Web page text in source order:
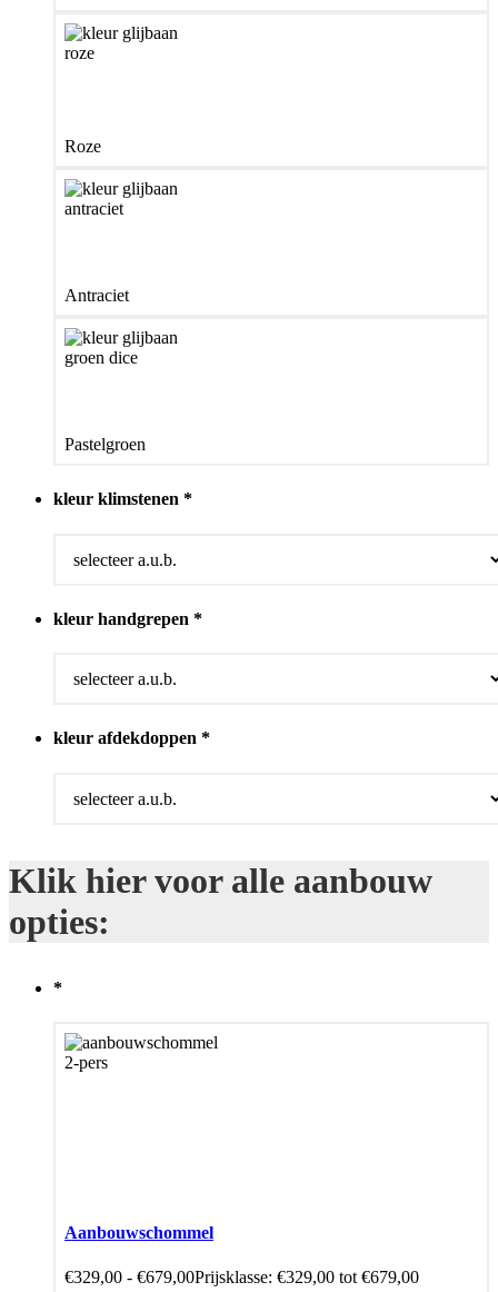
Roze
Antraciet
Pastelgroen
kleur klimstenen *
kleur handgrepen *
kleur afdekdoppen *
Klik hier voor alle aanbouw
opties:
*
Aanbouwschommel
€329,00 - €679,00Prijsklasse: €329,00 tot €679,00